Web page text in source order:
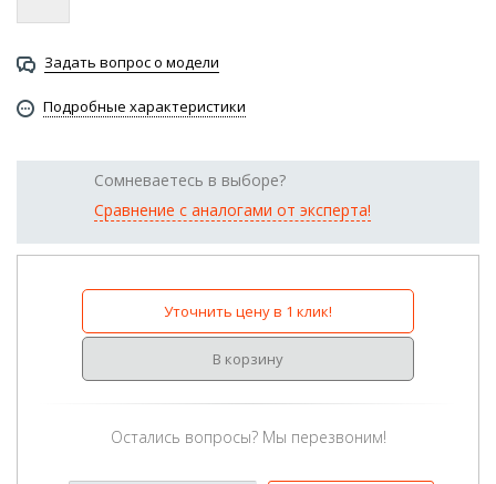
Задать вопрос о модели
Подробные характеристики
Сомневаетесь в выборе?
Сравнение с аналогами от эксперта!
Уточнить цену в 1 клик!
В корзину
Остались вопросы? Мы перезвоним!